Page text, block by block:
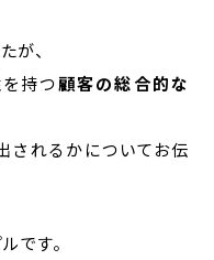
が、
持つ顧客の総合的な
されるかについてお伝
です。